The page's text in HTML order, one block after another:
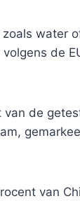
water
de
de
van